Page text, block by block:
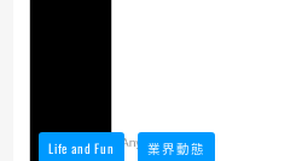
Life and Fun 業界動態